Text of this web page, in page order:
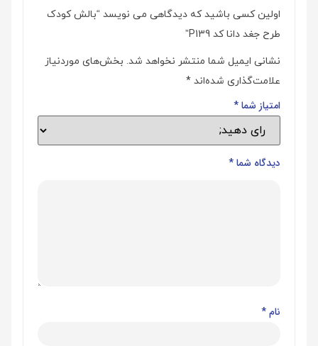
اولین کسی باشید که دیدگاهی می نویسد “بالش کودک
طرح جغد دانا کد P139”
نشانی ایمیل شما منتشر نخواهد شد. بخش‌های موردنیاز
علامت‌گذاری شده‌اند *
امتیاز شما*
دیدگاه شما*
نام*